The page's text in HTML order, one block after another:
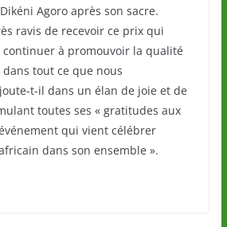
Agoro après son sacre.
ravis de recevoir ce prix qui
continuer à promouvoir la qualité
tout ce que nous
t-il dans un élan de joie et de
toutes ses « gratitudes aux
qui vient célébrer
dans son ensemble ».